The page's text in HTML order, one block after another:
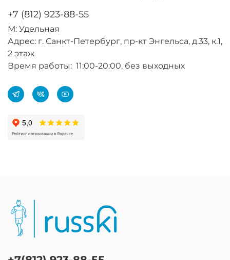
+7 (812) 923-88-55
М: Удельная
Адрес: г. Санкт-Петербург, пр-кт Энгельса, д.33, к.1,
2 этаж
Время работы: 11:00-20:00, без выходных